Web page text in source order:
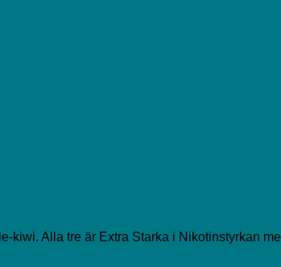
kiwi. Alla tre är Extra Starka i Nikotinstyrkan